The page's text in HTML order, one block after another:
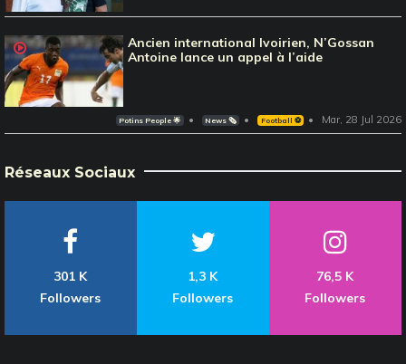
Ancien international Ivoirien, N’Gossan
Antoine lance un appel à l’aide
Potins People 🌟 News 🗞️ Football ⚽️ Mar, 28 Jul 2026
Réseaux Sociaux
301 K
Followers
1,3 K
Followers
76,5 K
Followers